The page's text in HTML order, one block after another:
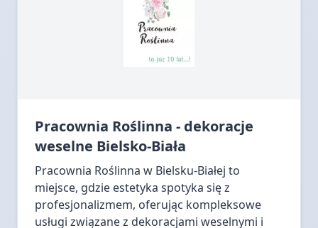
Pracownia Roślinna - dekoracje
weselne Bielsko-Biała
Pracownia Roślinna w Bielsku-Białej to
miejsce, gdzie estetyka spotyka się z
profesjonalizmem, oferując kompleksowe
usługi związane z dekoracjami weselnymi i